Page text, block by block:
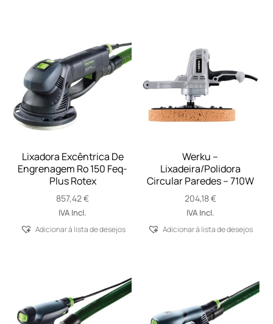
Lixadora Excêntrica De
Engrenagem Ro 150 Feq-
Plus Rotex
857,42€
IVA Incl.
Adicionar á lista de desejos
Werku –
Lixadeira/Polidora
Circular Paredes – 710W
204,18€
IVA Incl.
Adicionar á lista de desejos